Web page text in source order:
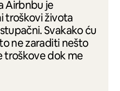
Airbnbu je
troškovi života
Svakako ću
ne zaraditi nešto
troškove dok me